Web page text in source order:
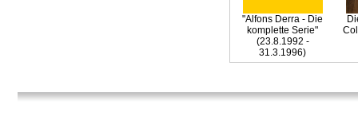
"Alfons Derra - Die
komplette Serie"
(23.8.1992 -
31.3.1996)